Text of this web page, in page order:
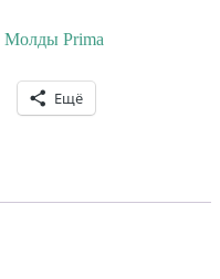
Молды Prima
Ещё